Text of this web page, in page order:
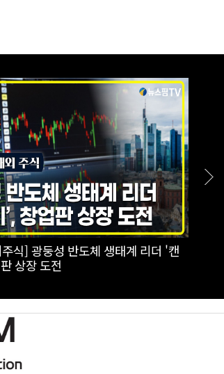
식] 극한의 우주 환경을 돌파하는
력